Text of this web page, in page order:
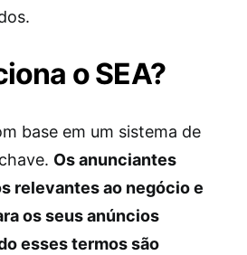
o SEA?
base em um sistema de
Os anunciantes
relevantes ao negócio e
os seus anúncios
esses termos são